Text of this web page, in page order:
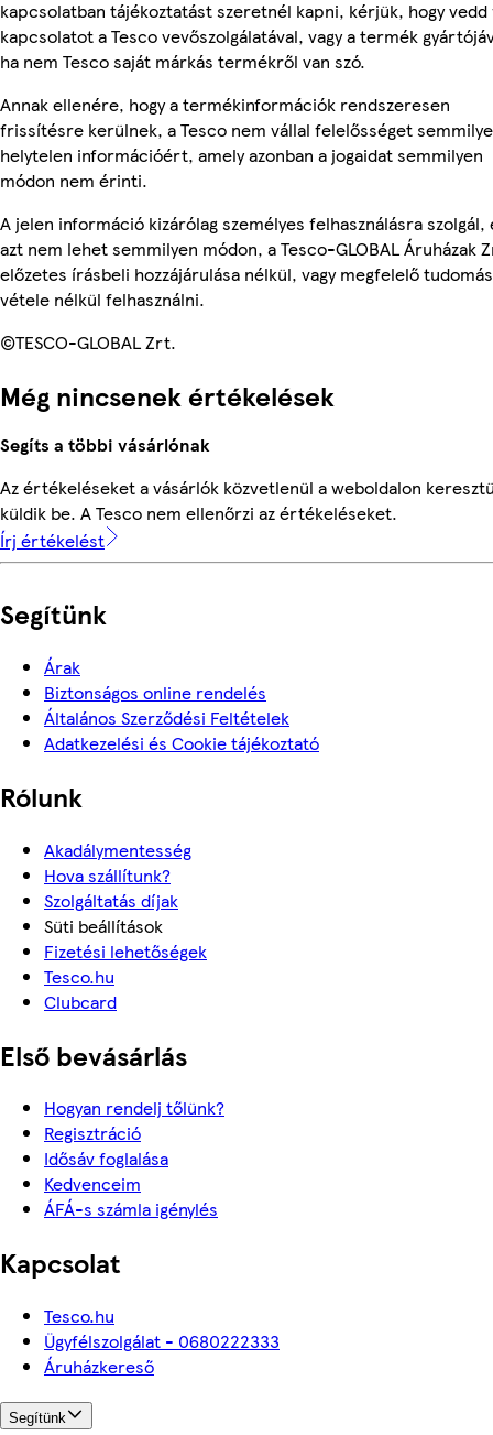
kapcsolatban tájékoztatást szeretnél kapni, kérjük, hogy vedd
kapcsolatot a Tesco vevőszolgálatával, vagy a termék
ha nem Tesco saját márkás termékről van szó.
Annak ellenére, hogy a termékinformációk rendszeresen
frissítésre kerülnek, a Tesco nem vállal felelősséget
helytelen információért, amely azonban a jogaidat semmilyen
módon nem érinti.
A jelen információ kizárólag személyes felhasználásra szolgál,
azt nem lehet semmilyen módon, a Tesco-GLOBAL Áruházak
előzetes írásbeli hozzájárulása nélkül, vagy megfelelő
vétele nélkül felhasználni.
©TESCO-GLOBAL Zrt.
Még nincsenek értékelések
Segíts a többi vásárlónak
Az értékeléseket a vásárlók közvetlenül a weboldalon
küldik be. A Tesco nem ellenőrzi az értékeléseket.
Írj értékelést
Segítünk
Árak
Biztonságos online rendelés
Általános Szerződési Feltételek
Adatkezelési és Cookie tájékoztató
Rólunk
Akadálymentesség
Hova szállítunk?
Szolgáltatás díjak
Süti beállítások
Fizetési lehetőségek
Tesco.hu
Clubcard
Első bevásárlás
Hogyan rendelj tőlünk?
Regisztráció
Idősáv foglalása
Kedvenceim
ÁFÁ-s számla igénylés
Kapcsolat
Tesco.hu
Ügyfélszolgálat - 0680222333
Áruházkereső
Segítünk